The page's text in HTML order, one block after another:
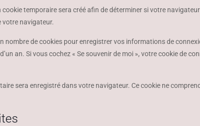
temporaire sera créé afin de déterminer si votre
votre navigateur.
de cookies pour enregistrer vos informations de
an. Si vous cochez « Se souvenir de moi », votre cookie de
sera enregistré dans votre navigateur. Ce cookie ne